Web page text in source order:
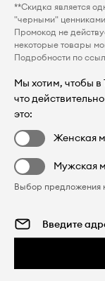
**Скидка является
"черными"
Промокод не
некоторые товары
Подробности по
Мы хотим, чтобы в
что
это:
Женская
Мужская
Выбор предложения